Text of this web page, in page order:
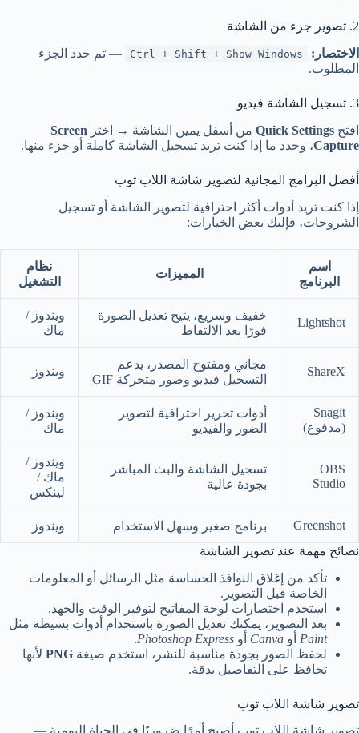
2. تصوير جزء من الشاشة
الاختصار:
Ctrl + Shift + Show Windows
— ثم حدد الجزء
المطلوب.
3. تسجيل الشاشة فيديو
افتح Quick Settings من أسفل يمين الشاشة → اختر Screen
Capture، وحدد ما إذا كنت تريد تسجيل الشاشة كاملة أو جزء منها.
أفضل البرامج المجانية لتصوير شاشة اللاب توب
إذا كنت تريد أدوات أكثر احترافية لتصوير الشاشة أو تسجيل
الشروحات، فإليك بعض الخيارات:
اسم
البرنامج
المميزات
نظام
التشغيل
Lightshot
خفيف وسريع، يتيح تعديل الصورة
فورًا بعد الالتقاط
ويندوز /
ماك
ShareX
مجاني ومفتوح المصدر، يدعم
التسجيل فيديو وصور متحركة GIF
ويندوز
Snagit
(مدفوع)
أدوات تحرير احترافية لتصوير
الصور والفيديو
ويندوز /
ماك
OBS
Studio
تسجيل الشاشة والبث المباشر
بجودة عالية
ويندوز /
ماك /
لينكس
Greenshot برنامج صغير وسهل الاستخدام
ويندوز
نصائح مهمة عند تصوير الشاشة
تأكد من إغلاق النوافذ الحساسة مثل الرسائل أو المعلومات
الخاصة قبل التصوير.
استخدم اختصارات لوحة المفاتيح لتوفير الوقت والجهد.
بعد التصوير، يمكنك تعديل الصورة باستخدام أدوات بسيطة مثل
Paint أو Canva أو Photoshop Express
.
لحفظ الصور بجودة مناسبة للنشر، استخدم صيغة PNG لأنها
تحافظ على التفاصيل بدقة.
تصوير شاشة اللاب توب